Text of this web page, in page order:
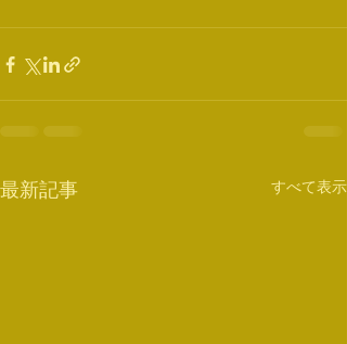
最新記事 すべて表示